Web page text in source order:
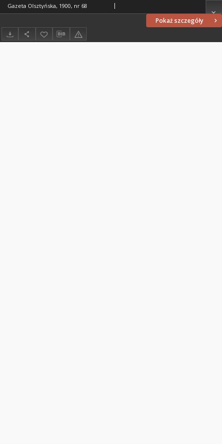
Pokaż szczegóły
Gazeta Olsztyńska, 1900, nr 68